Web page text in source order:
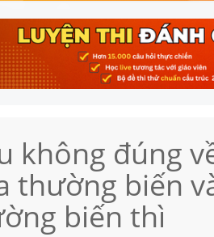
không đúng
thường biến
biến thì